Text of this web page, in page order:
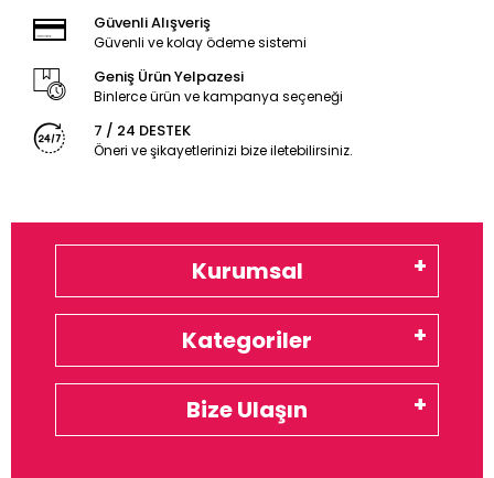
Güvenli Alışveriş
Güvenli ve kolay ödeme sistemi
Geniş Ürün Yelpazesi
Binlerce ürün ve kampanya seçeneği
7 / 24 DESTEK
Öneri ve şikayetlerinizi bize iletebilirsiniz.
Kurumsal
Kategoriler
Bize Ulaşın